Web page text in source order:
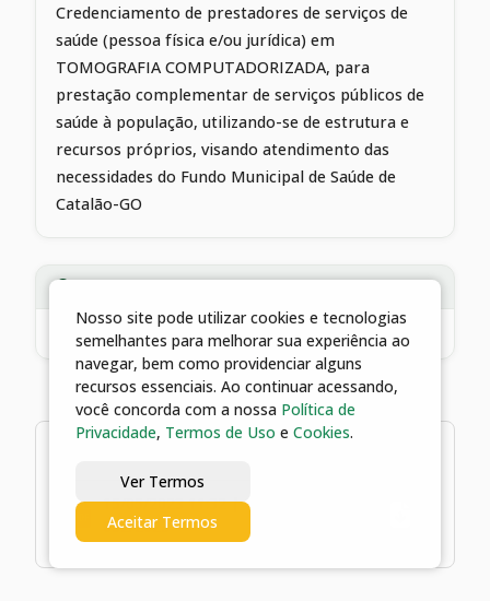
Credenciamento de prestadores de serviços de
saúde (pessoa física e/ou jurídica) em
TOMOGRAFIA COMPUTADORIZADA, para
prestação complementar de serviços públicos de
saúde à população, utilizando-se de estrutura e
recursos próprios, visando atendimento das
necessidades do Fundo Municipal de Saúde de
Catalão-GO
082/2023
15/05/2023 11:32 | CONTRATO Nº
082/2023
Nosso site pode utilizar cookies e tecnologias
semelhantes para melhorar sua experiência ao
navegar, bem como providenciar alguns
recursos essenciais. Ao continuar acessando,
você concorda com a nossa Política de
Privacidade, Termos de Uso e Cookies.
Ver Termos
Aceitar Termos